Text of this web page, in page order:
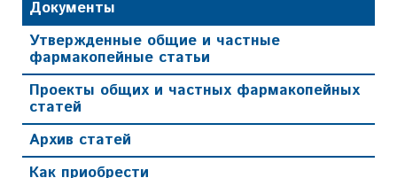
Документы
Утвержденные общие и частные
фармакопейные статьи
Проекты общих и частных фармакопейных
статей
Архив статей
Как приобрести